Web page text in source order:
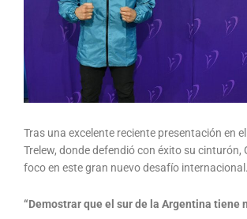
Tras una excelente reciente presentación en
Trelew, donde defendió con éxito su cinturón,
foco en este gran nuevo desafío internacional.
“Demostrar que el sur de la Argentina tiene